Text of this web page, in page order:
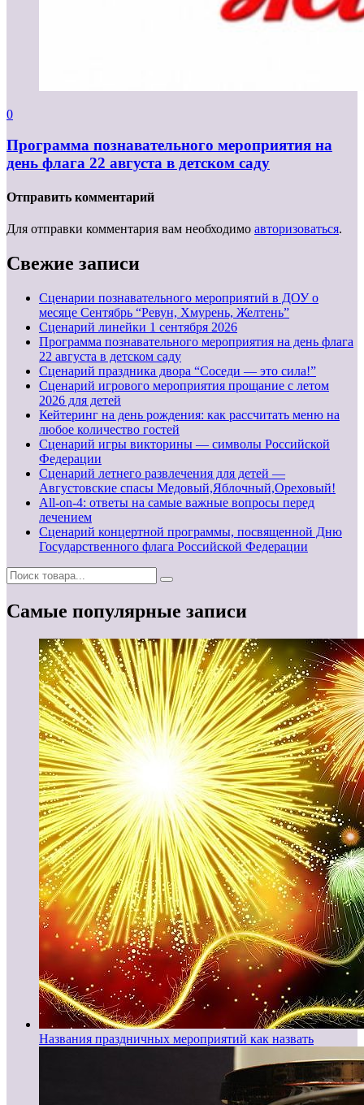
0
Программа познавательного мероприятия на
день флага 22 августа в детском саду
Отправить комментарий
Для отправки комментария вам необходимо авторизоваться.
Свежие записи
Сценарии познавательного мероприятий в ДОУ о
месяце Сентябрь “Ревун, Хмурень, Желтень”
Cценарий линейки 1 сентября 2026
Программа познавательного мероприятия на день флага
22 августа в детском саду
Сценарий праздника двора “Соседи — это сила!”
Сценарий игрового мероприятия прощание с летом
2026 для детей
Кейтеринг на день рождения: как рассчитать меню на
любое количество гостей
Сценарий игры викторины — символы Российской
Федерации
Сценарий летнего развлечения для детей —
Августовские спасы Медовый,Яблочный,Ореховый!
All-on-4: ответы на самые важные вопросы перед
лечением
Сценарий концертной программы, посвященной Дню
Государственного флага Российской Федерации
Самые популярные записи
Названия праздничных мероприятий как назвать